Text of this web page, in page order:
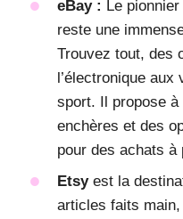
eBay : Le
reste une
Trouvez tout, des
l’électronique
sport. Il propose
enchères et des
pour des achats à
Etsy est la
articles faits